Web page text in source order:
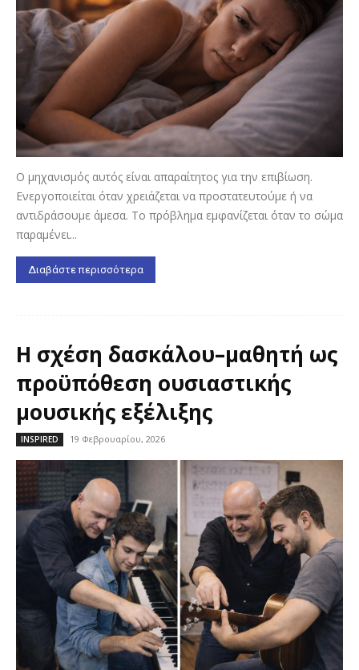
Ο μηχανισμός αυτός είναι απαραίτητος για την επιβίωση.
Ενεργοποιείται όταν χρειάζεται να προστατευτούμε ή να
αντιδράσουμε άμεσα. Το πρόβλημα εμφανίζεται όταν το σώμα
παραμένει...
Διαβάστε περισσότερα
Η σχέση δασκάλου–μαθητή ως
προϋπόθεση ουσιαστικής
μουσικής εξέλιξης
INSPIRED 19 Φεβρουαρίου, 2026